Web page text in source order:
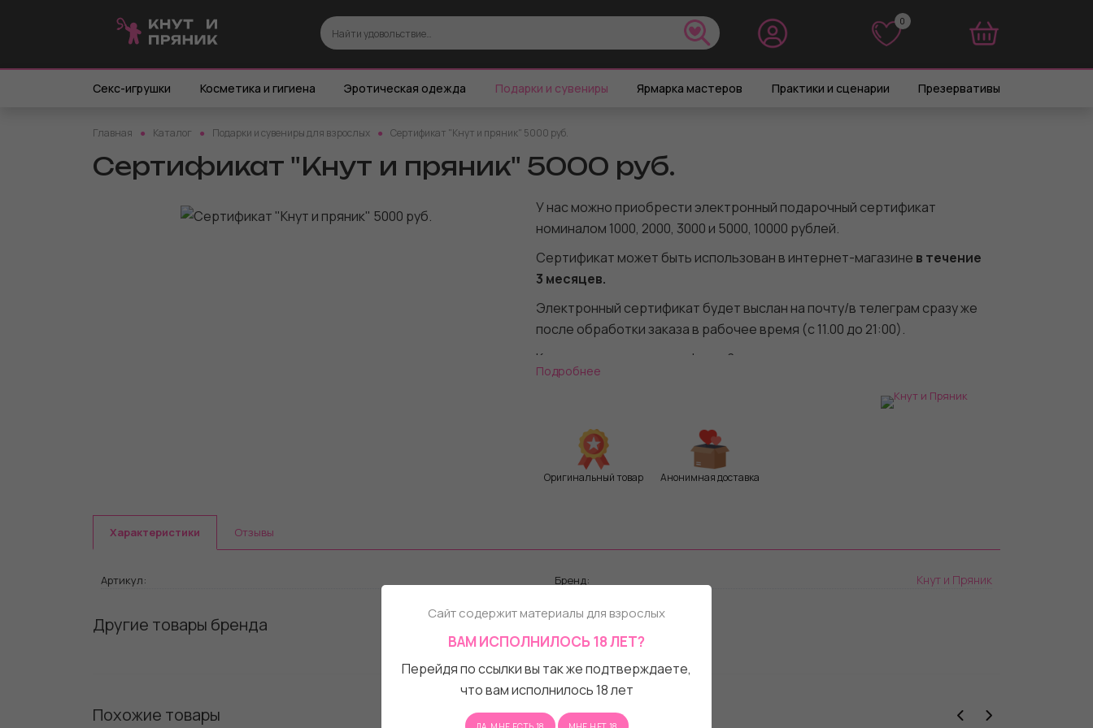
0
Секс-игрушки Косметика и гигиена Эротическая одежда Подарки и сувениры Ярмарка мастеров Практики и сценарии Презервативы
Главная Каталог Подарки и сувениры для взрослых Сертификат "Кнут и пряник" 5000 руб.
Сертификат "Кнут и пряник" 5000 руб.
У нас можно приобрести электронный подарочный сертификат
номиналом 1000, 2000, 3000 и 5000, 10000 рублей.
Сертификат может быть использован в интернет-магазине в течение
3 месяцев.
Электронный сертификат будет выслан на почту/в телеграм сразу же
после обработки заказа в рабочее время (с 11.00 до 21:00).
Как использовать сертификат?
• Для покупки на сайте введите код сертификата в поле «промокод»
уменьшится на сумму сертификата.
• Если ваш заказ меньше номинала сертификата, оставшаяся сумма не
будет сохранена и сгорит.
Подробнее
Оригинальный товар Анонимная доставка
Характеристики Отзывы
Артикул: Бренд: Кнут и Пряник
Другие товары бренда
Похожие товары
Сайт содержит материалы для взрослых
ВАМ ИСПОЛНИЛОСЬ 18 ЛЕТ?
Перейдя по ссылки вы так же подтверждаете,
что вам исполнилось 18 лет